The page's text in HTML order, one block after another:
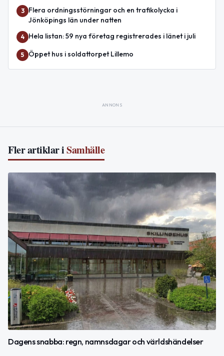
3
Flera ordningsstörningar och en trafikolycka i
Jönköpings län under natten
4 Hela listan: 59 nya företag registrerades i länet i juli
5 Öppet hus i soldattorpet Lillemo
ANNONS
Fler artiklar iSamhälle
Dagens snabba: regn, namnsdagar och världshändelser